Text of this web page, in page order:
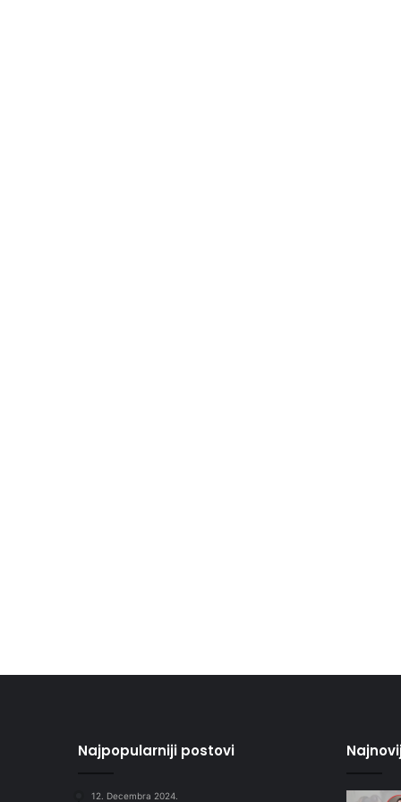
Najpopularniji postovi
12. Decembra 2024.